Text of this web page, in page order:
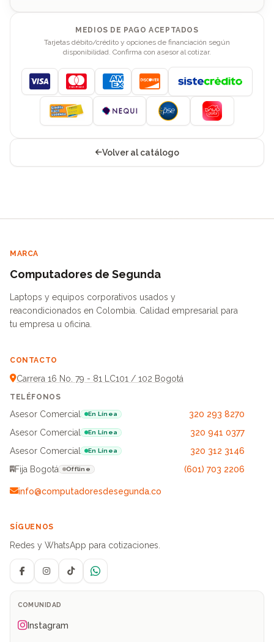
MEDIOS DE PAGO ACEPTADOS
Tarjetas débito/crédito y opciones de financiación según
disponibilidad. Confirma con asesor al cotizar.
Visa MastercardAmerican Express
Discover
Volver al catálogo
MARCA
Computadores de Segunda
Laptops y equipos corporativos usados y
reacondicionados en Colombia. Calidad empresarial para
tu empresa u oficina.
CONTACTO
Carrera 16 No. 79 - 81 LC101 / 102 Bogotá
TELÉFONOS
Asesor Comercial En Línea
320 293 8270
Asesor Comercial
En Línea
320 941 0377
Asesor Comercial
En Línea
320 312 3146
Fija Bogotá
Offline (601) 703 2206
info@computadoresdesegunda.co
SÍGUENOS
Redes y WhatsApp para cotizaciones.
FacebookInstagramTikTokWhatsApp
COMUNIDAD
Instagram